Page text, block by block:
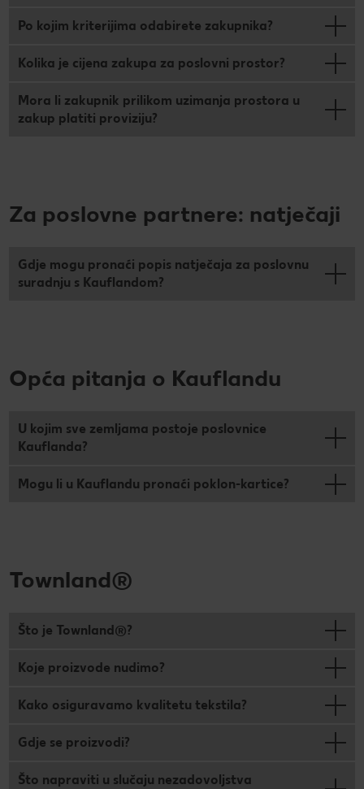
Po kojim kriterijima odabirete zakupnika?
Kolika je cijena zakupa za poslovni prostor?
Mora li zakupnik prilikom uzimanja prostora u
zakup platiti proviziju?
Za poslovne partnere: natječaji
Gdje mogu pronaći popis natječaja za poslovnu
suradnju s Kauflandom?
Opća pitanja o Kauflandu
U kojim sve zemljama postoje poslovnice
Kauflanda?
Mogu li u Kauflandu pronaći poklon-kartice?
Townland®
Što je Townland®?
Koje proizvode nudimo?
Kako osiguravamo kvalitetu tekstila?
Gdje se proizvodi?
Što napraviti u slučaju nezadovoljstva